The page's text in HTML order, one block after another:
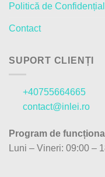
Politică de
Contact
SUPORT CLIENȚI
+40755664665
contact@inlei.ro
Program de
Luni – Vineri: 09:00 –